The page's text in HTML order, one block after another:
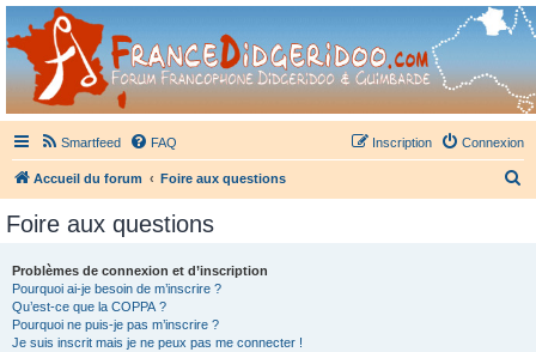
France Didgeridoo
Didgeridoo et Guimbarde sur France Didgeridoo - retrouvez la communauté.
Smartfeed FAQ Connexion
Inscription
Accueil du forum Foire aux questions
Foire aux questions
Problèmes de connexion et d’inscription
Pourquoi ai-je besoin de m’inscrire ?
Qu’est-ce que la COPPA ?
Pourquoi ne puis-je pas m’inscrire ?
Je suis inscrit mais je ne peux pas me connecter !